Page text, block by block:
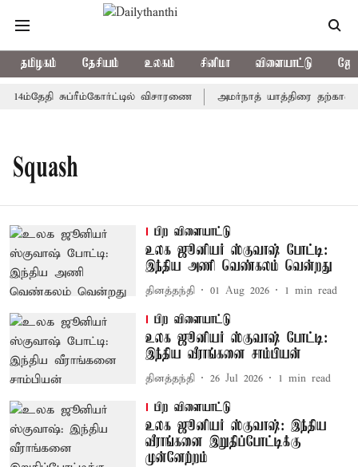
தமிழகம் தேசியம் உலகம் சினிமா விளையாட்டு
சுப்ரீம்கோர்ட்டில் விசாரணை அமர்நாத் யாத்திரை
Squash
பிற விளையாட்டு
உலக ஜூனியர் ஸ்குவாஷ் போட்டி:
இந்திய அணி வெண்கலம் வென்றது
தினத்தந்தி 01 Aug 2026 1 min read
பிற விளையாட்டு
உலக ஜூனியர் ஸ்குவாஷ் போட்டி:
இந்திய வீராங்கனை சாம்பியன்
தினத்தந்தி 26 Jul 2026 1 min read
பிற விளையாட்டு
உலக ஜூனியர் ஸ்குவாஷ்: இந்திய
வீராங்கனை இறுதிப்போட்டிக்கு
முன்னேற்றம்